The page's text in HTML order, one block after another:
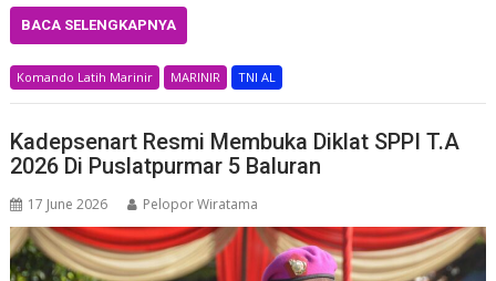
BACA SELENGKAPNYA
Komando Latih Marinir MARINIR TNI AL
Kadepsenart Resmi Membuka Diklat SPPI T.A
2026 Di Puslatpurmar 5 Baluran
17 June 2026 Pelopor Wiratama